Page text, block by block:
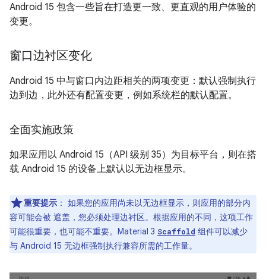
Android 15 包含一些旨在打造更一致、更直观的用户体验的
变更。
窗口边衬区变化
Android 15 中与窗口内边距相关的两项变更：默认强制执行
边到边，此外还有配置变更，例如系统栏的默认配置。
全面实施政策
如果应用以 Android 15（API 级别 35）为目标平台，则在搭
载 Android 15 的设备上默认以无边框显示。
重要提示 ： 如果您的应用尚未以无边框显示，则应用的部分内
容可能会被 遮盖，您必须处理边衬区。根据应用的不同，这项工作
可能很重要，也可能不重要。Material 3 Scaffold 组件可以减少
与 Android 15 无边框强制执行兼容所需的工作量。